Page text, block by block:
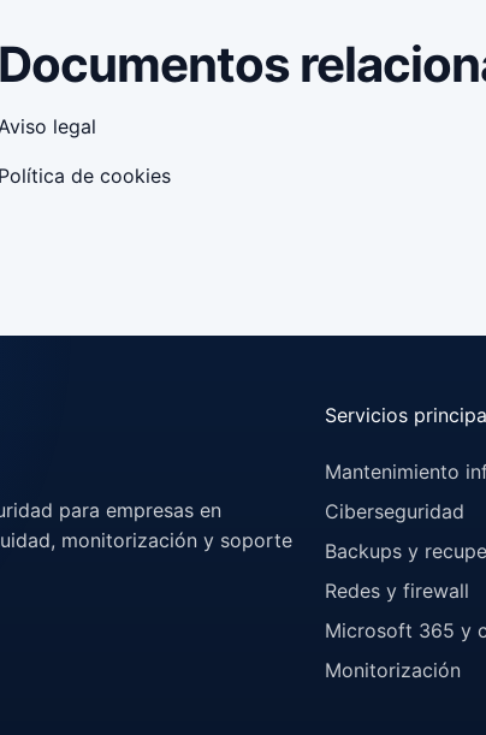
Documentos
Aviso legal
Política de cookies
para empresas en
monitorización y soporte
Servicios
Mantenimiento
Ciberseguridad
Backups y
Redes y firewall
Microsoft 365 y
Monitorización